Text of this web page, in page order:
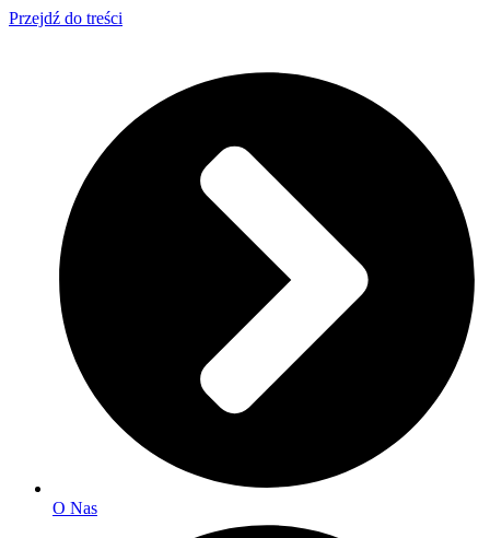
Przejdź do treści
O Nas